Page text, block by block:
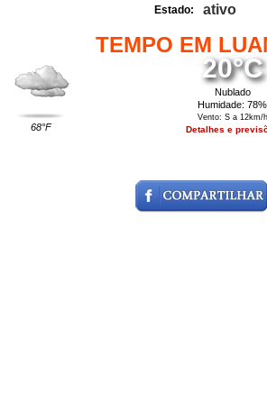
Estado: ativo
TEMPO EM
68°F
20°C
Nublado
Humidade: 78%
Vento: S a 12km/h
Detalhes e